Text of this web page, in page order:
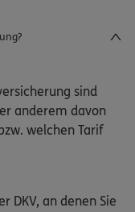
sind
anderem davon
welchen Tarif
DKV, an denen Sie